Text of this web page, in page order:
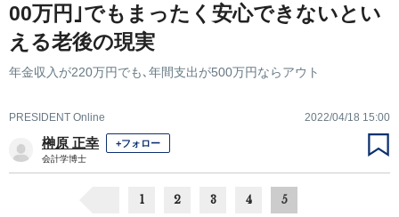
00万円｣でもまったく安心できないとい
える老後の現実
年金収入が220万円でも､年間支出が500万円ならアウト
PRESIDENT Online 2022/04/18 15:00
榊原 正幸 +フォロー
会計学博士
1 2 3 4 5